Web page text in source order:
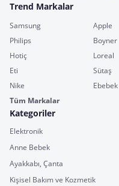
Trend Markalar
Samsung Apple
Philips
Boyner
Hotiç
Loreal
Eti
Sütaş
Nike
Ebebek
Tüm Markalar
Kategoriler
Elektronik
Anne Bebek
Ayakkabı, Çanta
Kişisel Bakım ve Kozmetik